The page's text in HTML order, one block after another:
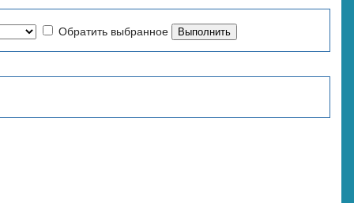
Обратить выбранное